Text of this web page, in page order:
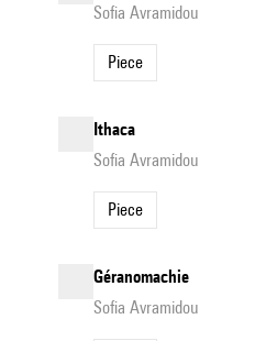
Sofia Avramidou
Piece
Ithaca
Sofia Avramidou
Piece
Géranomachie
Sofia Avramidou